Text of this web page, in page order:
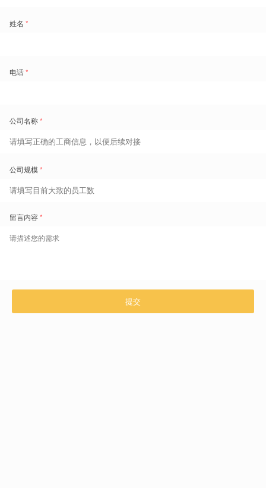
下，真正把人的效能发挥好，让员工有更多的收入，让企业成本更优、
效率更高
个坑，到现在劳动者的素质大大提升，现在劳动者可能是过去30年、
其次，社会结构的变化让零工逐渐兴起，劳动关系变化，发现多个萝卜
可以放一个坑。在这个过程中，假设你们公司每个人有5种技能，每种
当然零工要做好零工的合规保障，基于盖雅客户的实践经验和面临的挑
战，盖雅工场联合盈科律师事务所共同发起了《
与合规管理 》的研究项目，对常见的零工法律问题提出了针对性的法律